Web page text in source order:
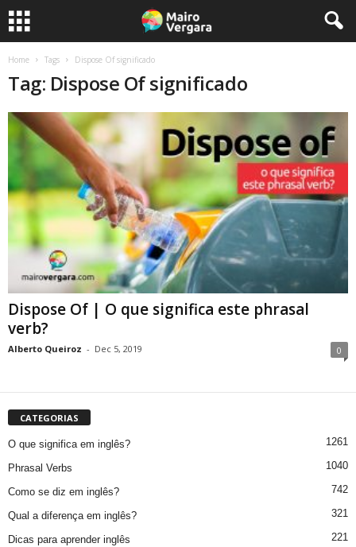
Home Tags Dispose Of significado
Tag: Dispose Of significado
Dispose Of | O que significa este phrasal
verb?
Alberto Queiroz - Dec 5, 2019 0
CATEGORIAS
O que significa em inglês? 1261
Phrasal Verbs 1040
Como se diz em inglês? 742
Qual a diferença em inglês? 321
Dicas para aprender inglês 221